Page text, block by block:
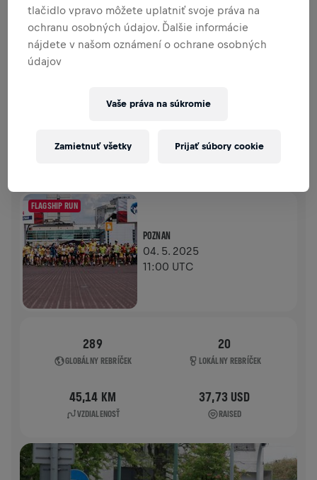
0,00 USD VYZBIERANÉ Z 0,00 USD CIEĽA
PRÍSPEVKY
priamo na výskum poranení miechy.
FLAGSHIP RUN
POZNAN
04. 5. 2025
11:00 UTC
289
GLOBÁLNY REBRÍČEK
20
LOKÁLNY REBRÍČEK
45,14 KM
VZDIALENOSŤ
37,73 USD
RAISED
tlačidlo vpravo môžete uplatniť svoje práva na
ochranu osobných údajov. Ďalšie informácie
nájdete v našom oznámení o ochrane osobných
údajov
Vaše práva na súkromie
Zamietnuť všetky Prijať súbory cookie